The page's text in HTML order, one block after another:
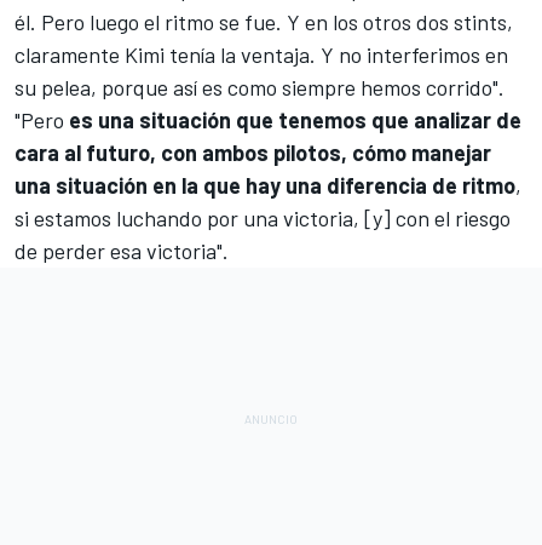
él. Pero luego el ritmo se fue. Y en los otros dos stints,
claramente Kimi tenía la ventaja. Y no interferimos en
su pelea, porque así es como siempre hemos corrido".
"Pero es una situación que tenemos que analizar de
cara al futuro, con ambos pilotos, cómo manejar
una situación en la que hay una diferencia de ritmo,
si estamos luchando por una victoria, [y] con el riesgo
de perder esa victoria".